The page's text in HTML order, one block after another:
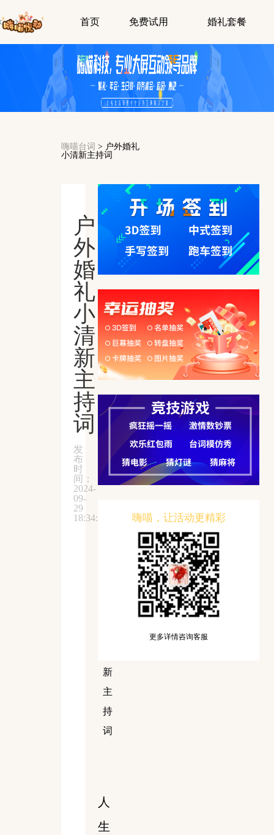
首页 免费试用 婚礼套餐
嗨喵台词 > 户外婚礼
小清新主持词
户
外
婚
礼
小
清
新
主
持
词
发
布
时
间：
2024-
09-
29
18:34:58
新
主
持
词
人
生
嗨喵，让活动更精彩
更多详情咨询客服